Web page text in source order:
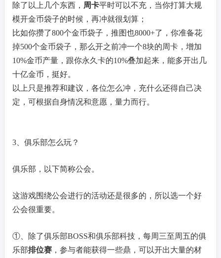
除了以上几个东西， 周卡平时可以不充，当你打算大规
模开金币袋子的时候，再冲就很划算；
比如你攒了800个金币袋子，推图也8000+了，你准备花
掉500个金币袋子，那么开之前冲一个8块的周卡，增加
10%金币产量，跟你永久卡的10%叠加起来，能多开出几
十亿金币，挺好。
以上只是推荐和建议，各位怎么冲，充什么还得自己决
定，可根据自身情况和意愿，量力而行。
3、俱乐部怎么玩？
俱乐部，以下简称公会。
这游戏围绕公会进行的活动还是很多的，所以选一个好
公会很重要。
①、除了俱乐部BOSS和俱乐部科技，每周三至周五的俱
乐部排位赛 ，参与者能获得一些鼎，可以开出大量的材